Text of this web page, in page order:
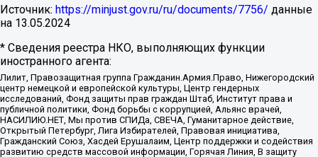
Источник: https://minjust.gov.ru/ru/documents/7756/ данные
на 13.05.2024
* Сведения реестра НКО, выполняющих функции
иностранного агента:
Лилит, Правозащитная группа Гражданин.Армия.Право, Нижегородский
центр немецкой и европейской культуры, Центр гендерных
исследований, Фонд защиты прав граждан Штаб, Институт права и
публичной политики, Фонд борьбы с коррупцией, Альянс врачей,
НАСИЛИЮ.НЕТ, Мы против СПИДа, СВЕЧА, Гуманитарное действие,
Открытый Петербург, Лига Избирателей, Правовая инициатива,
Гражданский Союз, Хасдей Ерушалаим, Центр поддержки и содействия
развитию средств массовой информации, Горячая Линия, В защиту